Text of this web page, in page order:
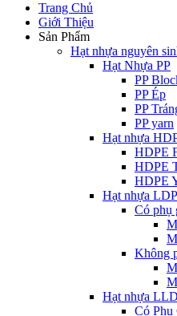
Trang Chủ
Giới Thiệu
Sản Phẩm
Hạt nhựa nguyên
Hạt Nhựa PP
PP
PP Ép
PP
PP yarn
Hạt nhựa
HDPE
HDPE
HDPE
Hạt nhựa
Có phụ
Không
Hạt nhựa
Có Phụ